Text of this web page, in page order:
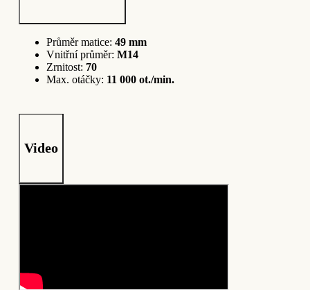
Průměr matice: 49 mm
Vnitřní průměr: M14
Zrnitost: 70
Max. otáčky: 11 000 ot./min.
Video